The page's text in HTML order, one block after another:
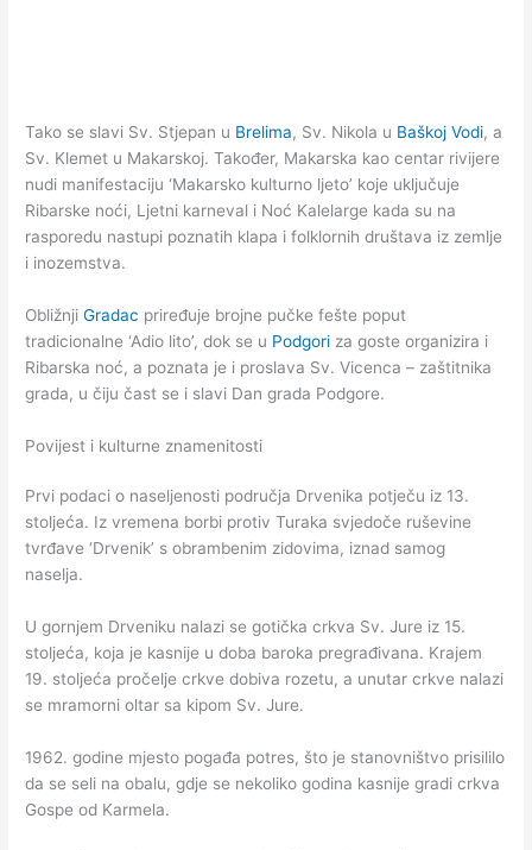
Tako se slavi Sv. Stjepan u Brelima, Sv. Nikola u Baškoj Vodi, a
Sv. Klemet u Makarskoj. Također, Makarska kao centar rivijere
nudi manifestaciju ‘Makarsko kulturno ljeto’ koje uključuje
Ribarske noći, Ljetni karneval i Noć Kalelarge kada su na
rasporedu nastupi poznatih klapa i folklornih društava iz zemlje
i inozemstva.
ObližnjiGradac priređuje brojne pučke fešte poput
tradicionalne ‘Adio lito’, dok se u Podgori za goste organizira i
Ribarska noć, a poznata je i proslava Sv. Vicenca – zaštitnika
grada, u čiju čast se i slavi Dan grada Podgore.
Povijest i kulturne znamenitosti
Prvi podaci o naseljenosti područja Drvenika potječu iz 13.
stoljeća. Iz vremena borbi protiv Turaka svjedoče ruševine
tvrđave ‘Drvenik’ s obrambenim zidovima, iznad samog
naselja.
U gornjem Drveniku nalazi se gotička crkva Sv. Jure iz 15.
stoljeća, koja je kasnije u doba baroka pregrađivana. Krajem
19. stoljeća pročelje crkve dobiva rozetu, a unutar crkve nalazi
se mramorni oltar sa kipom Sv. Jure.
1962. godine mjesto pogađa potres, što je stanovništvo prisililo
da se seli na obalu, gdje se nekoliko godina kasnije gradi crkva
Gospe od Karmela.